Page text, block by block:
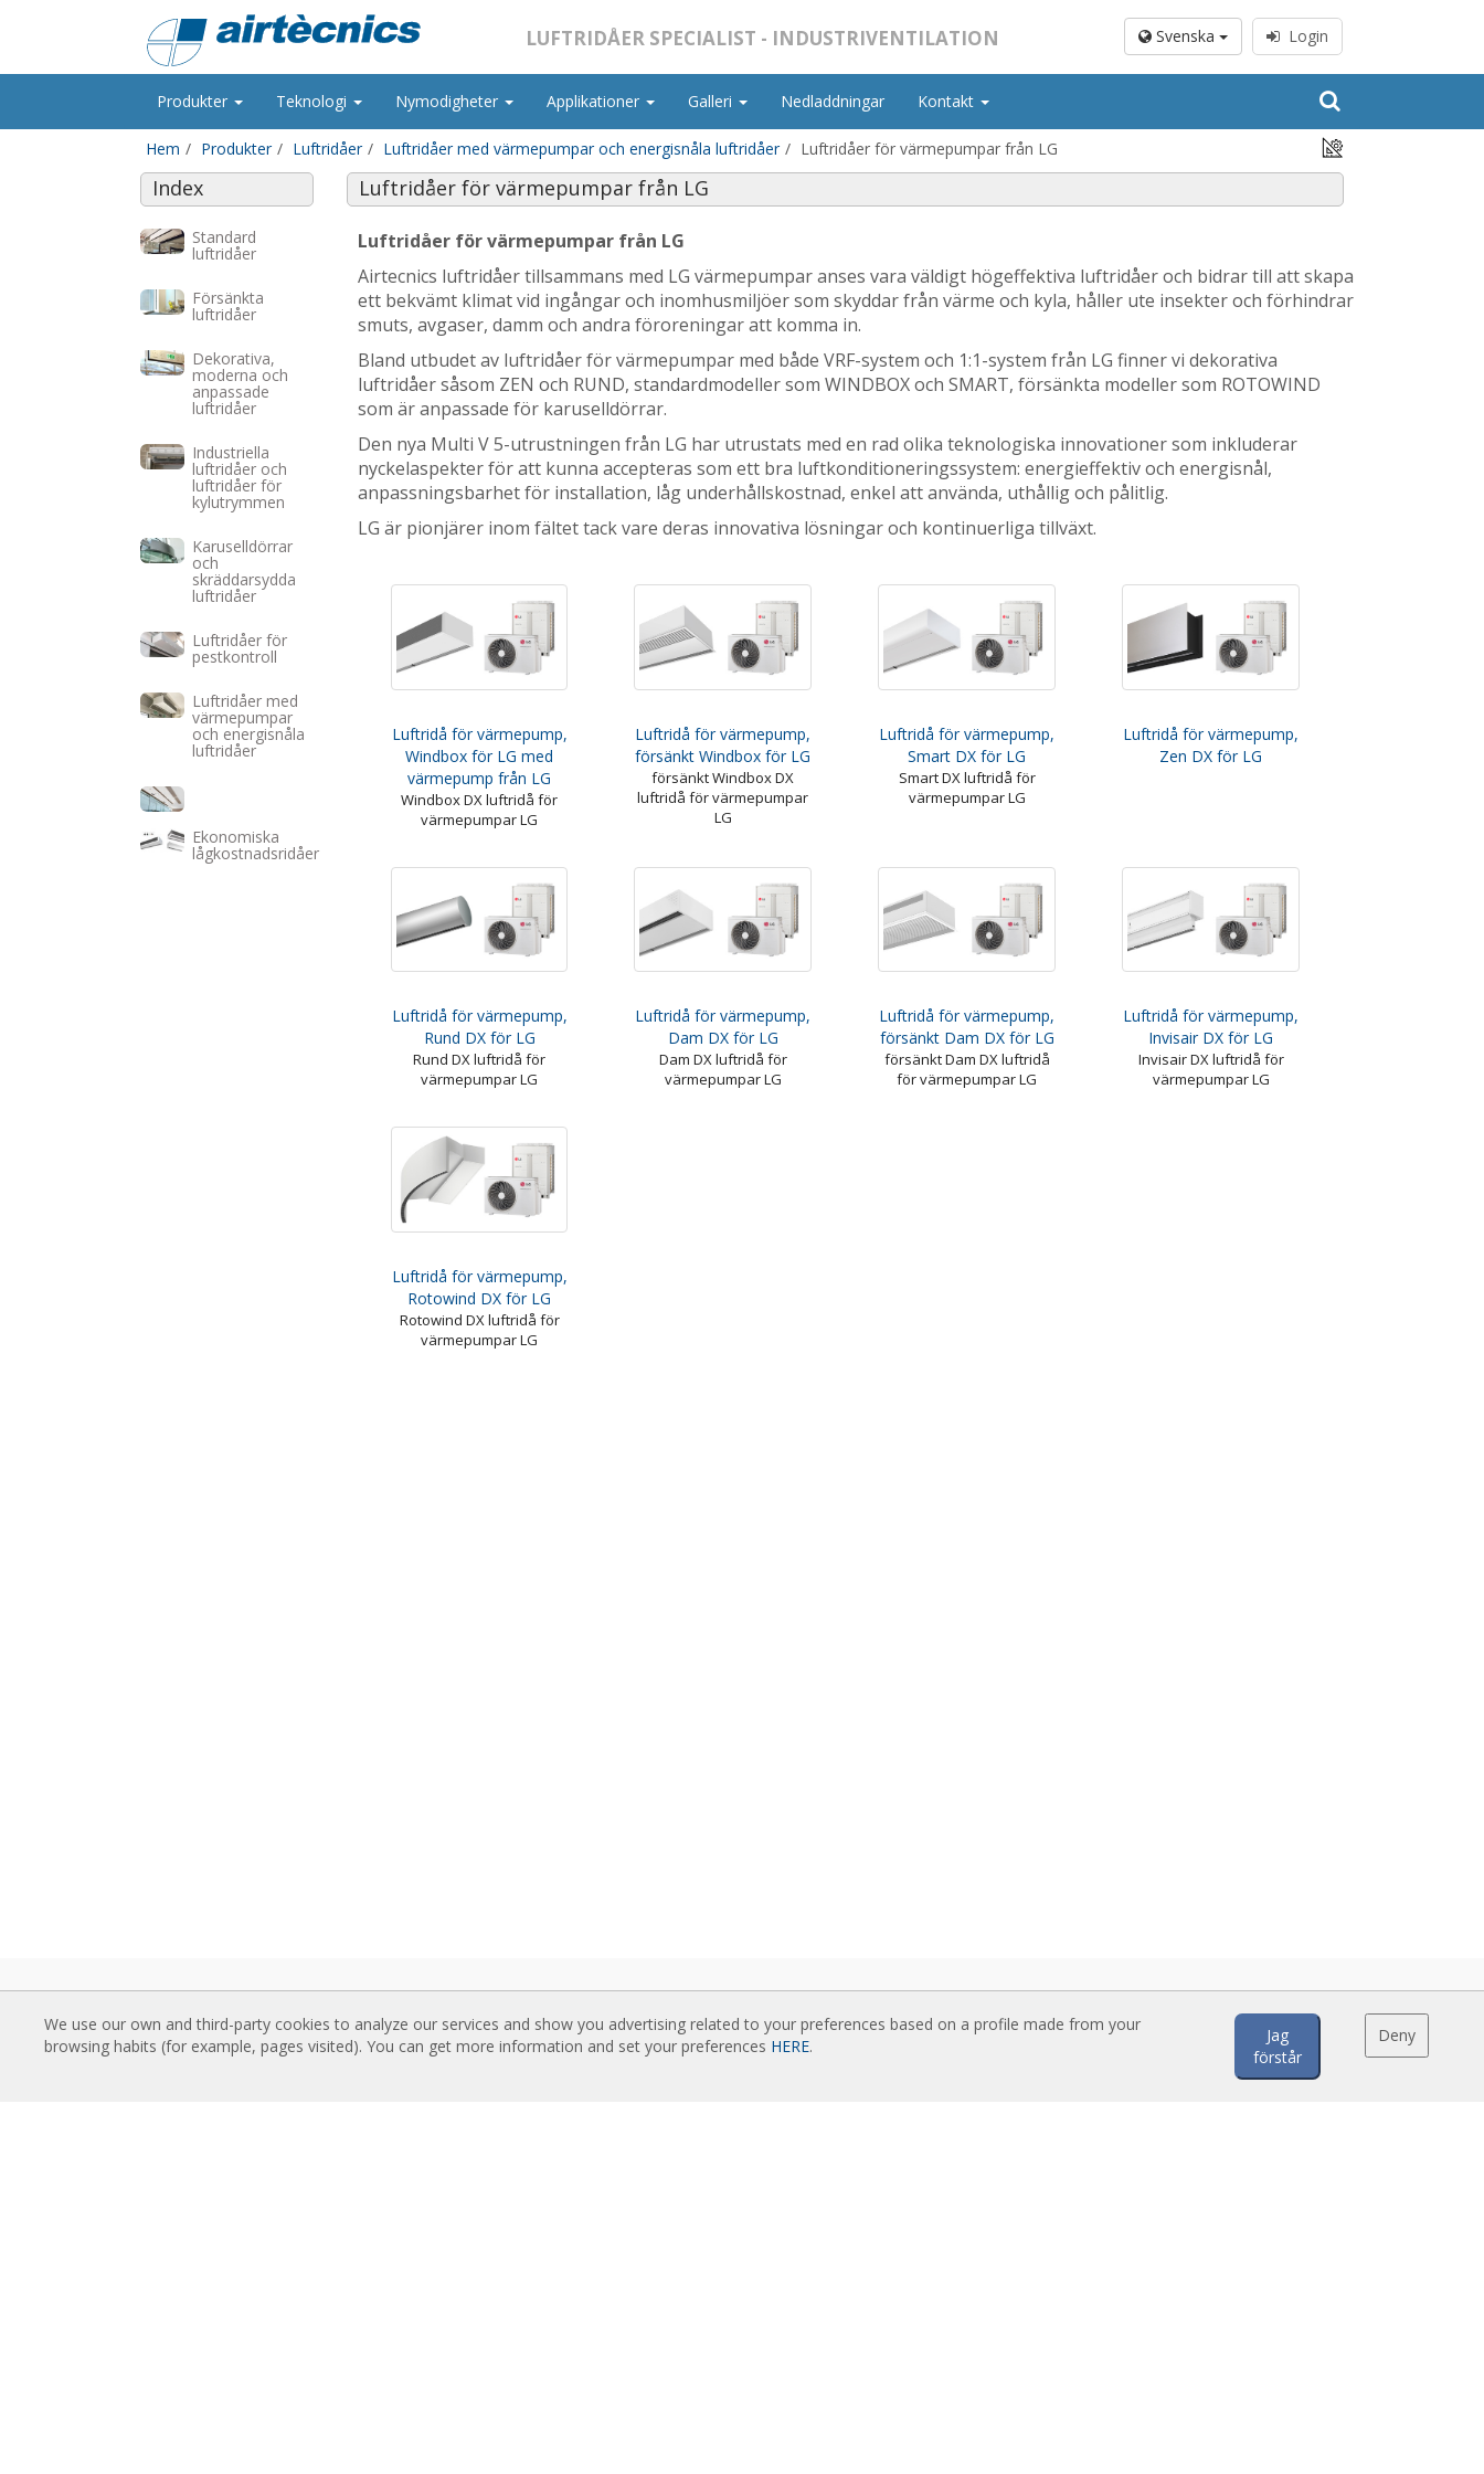
LUFTRIDÅER SPECIALIST - INDUSTRIVENTILATION Svenska Login
Produkter Teknologi Nymodigheter Applikationer Galleri Nedladdningar Kontakt
Hem Produkter Luftridåer Luftridåer med värmepumpar och energisnåla luftridåer Luftridåer för värmepumpar från LG
Index
Standard
luftridåer
Försänkta
luftridåer
Dekorativa,
moderna och
anpassade
luftridåer
Industriella
luftridåer och
luftridåer för
kylutrymmen
Karuselldörrar
och
skräddarsydda
luftridåer
Luftridåer för
pestkontroll
Luftridåer med
värmepumpar
och energisnåla
luftridåer
Ekonomiska
lågkostnadsridåer
Luftridåer för värmepumpar från LG
Luftridåer för värmepumpar från LG
Airtecnics luftridåer tillsammans med LG värmepumpar anses vara väldigt högeffektiva luftridåer och bidrar till att skapa
ett bekvämt klimat vid ingångar och inomhusmiljöer som skyddar från värme och kyla, håller ute insekter och förhindrar
smuts, avgaser, damm och andra föroreningar att komma in.
Bland utbudet av luftridåer för värmepumpar med både VRF-system och 1:1-system från LG finner vi dekorativa
luftridåer såsom ZEN och RUND, standardmodeller som WINDBOX och SMART, försänkta modeller som ROTOWIND
som är anpassade för karuselldörrar.
Den nya Multi V 5-utrustningen från LG har utrustats med en rad olika teknologiska innovationer som inkluderar
nyckelaspekter för att kunna accepteras som ett bra luftkonditioneringssystem: energieffektiv och energisnål,
anpassningsbarhet för installation, låg underhållskostnad, enkel att använda, uthållig och pålitlig.
LG är pionjärer inom fältet tack vare deras innovativa lösningar och kontinuerliga tillväxt.
Luftridå för värmepump,
Windbox för LG med
värmepump från LG
Windbox DX luftridå för
värmepumpar LG
Luftridå för värmepump,
försänkt Windbox för LG
försänkt Windbox DX
luftridå för värmepumpar
LG
Luftridå för värmepump,
Smart DX för LG
Smart DX luftridå för
värmepumpar LG
Luftridå för värmepump,
Zen DX för LG
Luftridå för värmepump,
Rund DX för LG
Rund DX luftridå för
värmepumpar LG
Luftridå för värmepump,
Dam DX för LG
Dam DX luftridå för
värmepumpar LG
Luftridå för värmepump,
försänkt Dam DX för LG
försänkt Dam DX luftridå
för värmepumpar LG
Luftridå för värmepump,
Invisair DX för LG
Invisair DX luftridå för
värmepumpar LG
Luftridå för värmepump,
Rotowind DX för LG
Rotowind DX luftridå för
värmepumpar LG
Standard luftridåer
Försänkta luftridåer
Luftridåer kataloger
Rideaux d’air
We use our own and third-party cookies to analyze our services and show you advertising related to your preferences based on a profile made from your
browsing habits (for example, pages visited). You can get more information and set your preferences HERE.
Jag
förstår
Deny